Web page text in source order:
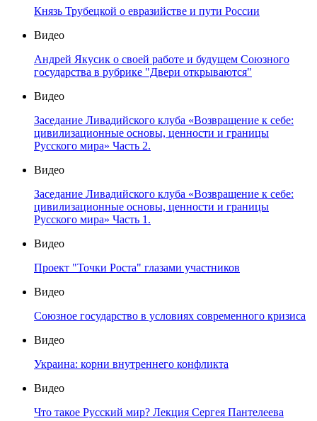
Князь Трубецкой о евразийстве и пути России
Видео
Андрей Якусик о своей работе и будущем Союзного
государства в рубрике "Двери открываются"
Видео
Заседание Ливадийского клуба «Возвращение к себе:
цивилизационные основы, ценности и границы
Русского мира» Часть 2.
Видео
Заседание Ливадийского клуба «Возвращение к себе:
цивилизационные основы, ценности и границы
Русского мира» Часть 1.
Видео
Проект "Точки Роста" глазами участников
Видео
Союзное государство в условиях современного кризиса
Видео
Украина: корни внутреннего конфликта
Видео
Что такое Русский мир? Лекция Сергея Пантелеева